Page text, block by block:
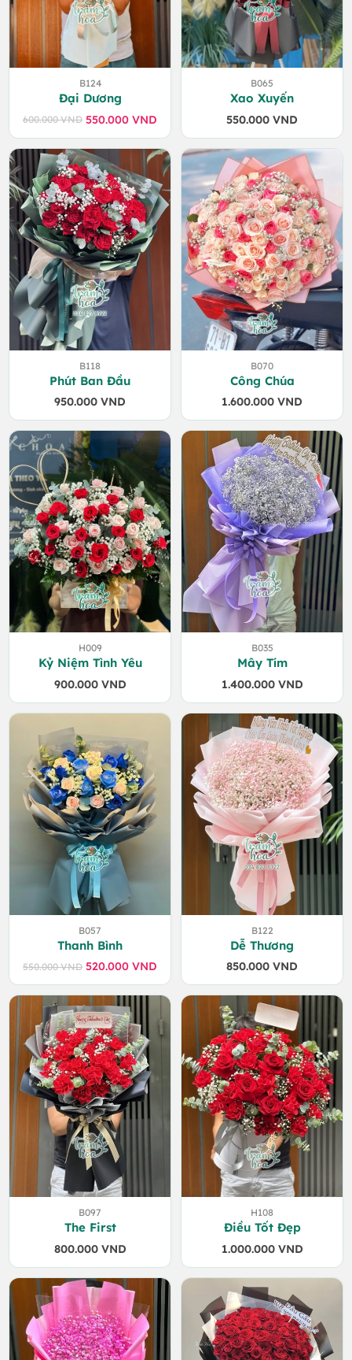
B124
Đại Dương
600.000VND Giá
gốc
là:
600.000 VND.
550.000 VND
Giá
hiện
tại
là:
550.000 VND.
B065
Xao Xuyến
550.000 VND
B118
Phút Ban Đầu
950.000 VND
B070
Công Chúa
1.600.000 VND
H009
Kỷ Niệm Tình Yêu
900.000 VND
B035
Mây Tím
1.400.000 VND
B057
Thanh Bình
550.000VND Giá
gốc
là:
550.000 VND.
520.000 VND
Giá
hiện
tại
là:
520.000 VND.
B122
Dễ Thương
850.000 VND
B097
The First
800.000 VND
H108
Điều Tốt Đẹp
1.000.000 VND